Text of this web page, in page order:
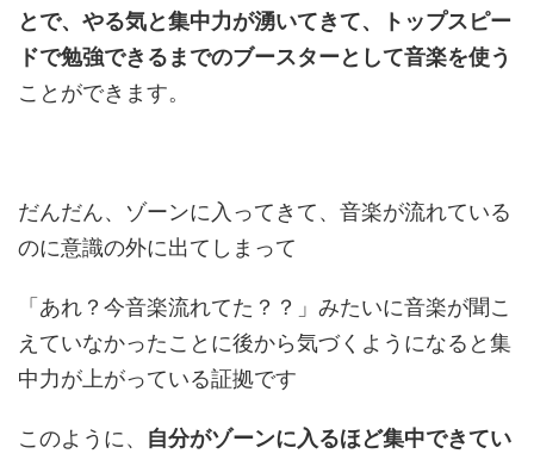
とで、やる気と集中力が湧いてきて、トップスピー
ドで勉強できるまでのブースターとして音楽を使う
ことができます。
だんだん、ゾーンに入ってきて、音楽が流れている
のに意識の外に出てしまって
「あれ？今音楽流れてた？？」みたいに音楽が聞こ
えていなかったことに後から気づくようになると集
中力が上がっている証拠です
このように、 自分がゾーンに入るほど集中できてい